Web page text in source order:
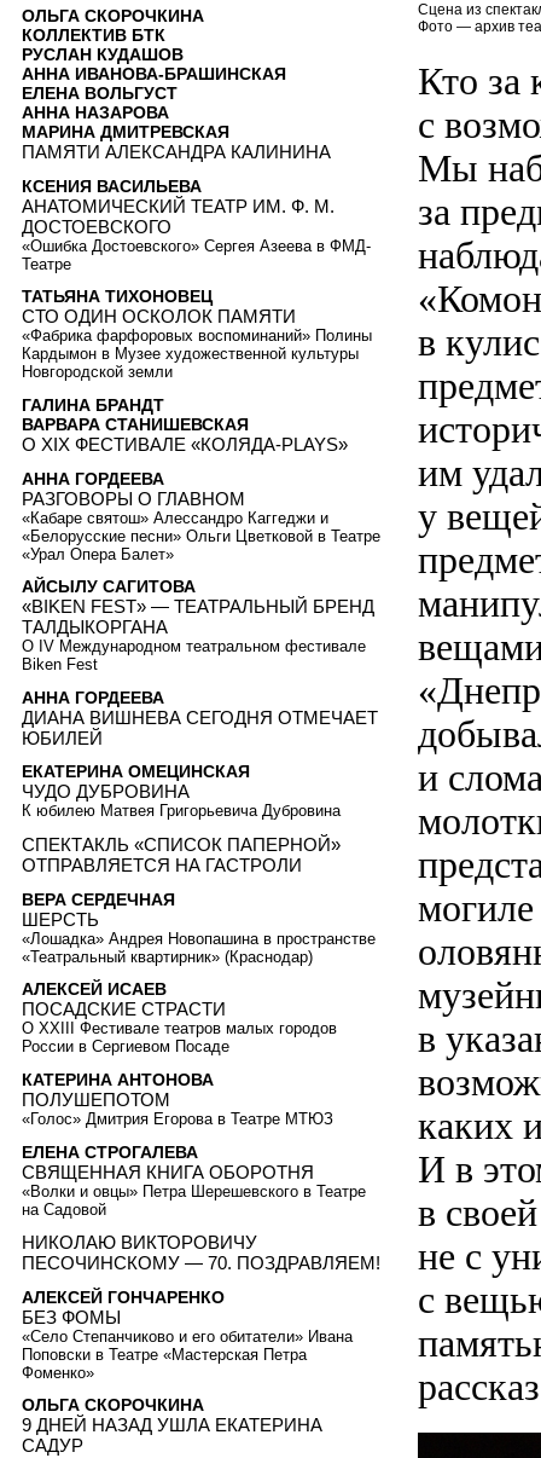
Сцена из
Фото — архив
Кто за
с
Мы
за
в
им
у
и
в
каких
И в
в
не с
с
ОЛЬГА СКОРОЧКИНА
КОЛЛЕКТИВ БТК
РУСЛАН КУДАШОВ
АННА ИВАНОВА-БРАШИНСКАЯ
ЕЛЕНА ВОЛЬГУСТ
АННА НАЗАРОВА
МАРИНА ДМИТРЕВСКАЯ
ПАМЯТИ АЛЕКСАНДРА КАЛИНИНА
КСЕНИЯ ВАСИЛЬЕВА
АНАТОМИЧЕСКИЙ ТЕАТР ИМ. Ф. М.
ДОСТОЕВСКОГО
«Ошибка Достоевского» Сергея Азеева в ФМД-
Театре
ТАТЬЯНА ТИХОНОВЕЦ
СТО ОДИН ОСКОЛОК ПАМЯТИ
«Фабрика фарфоровых воспоминаний» Полины
Кардымон в Музее художественной культуры
Новгородской земли
ГАЛИНА БРАНДТ
ВАРВАРА СТАНИШЕВСКАЯ
О XIX ФЕСТИВАЛЕ «КОЛЯДА-PLAYS»
АННА ГОРДЕЕВА
РАЗГОВОРЫ О ГЛАВНОМ
«Кабаре святош» Алессандро Каггеджи и
«Белорусские песни» Ольги Цветковой в Театре
«Урал Опера Балет»
АЙСЫЛУ САГИТОВА
«BIKEN FEST» — ТЕАТРАЛЬНЫЙ БРЕНД
ТАЛДЫКОРГАНА
О IV Международном театральном фестивале
Biken Fest
АННА ГОРДЕЕВА
ДИАНА ВИШНЕВА СЕГОДНЯ ОТМЕЧАЕТ
ЮБИЛЕЙ
ЕКАТЕРИНА ОМЕЦИНСКАЯ
ЧУДО ДУБРОВИНА
К юбилею Матвея Григорьевича Дубровина
СПЕКТАКЛЬ «СПИСОК ПАПЕРНОЙ»
ОТПРАВЛЯЕТСЯ НА ГАСТРОЛИ
ВЕРА СЕРДЕЧНАЯ
ШЕРСТЬ
«Лошадка» Андрея Новопашина в пространстве
«Театральный квартирник» (Краснодар)
АЛЕКСЕЙ ИСАЕВ
ПОСАДСКИЕ СТРАСТИ
О XXIII Фестивале театров малых городов
России в Сергиевом Посаде
КАТЕРИНА АНТОНОВА
ПОЛУШЕПОТОМ
«Голос» Дмитрия Егорова в Театре МТЮЗ
ЕЛЕНА СТРОГАЛЕВА
СВЯЩЕННАЯ КНИГА ОБОРОТНЯ
«Волки и овцы» Петра Шерешевского в Театре
на Садовой
НИКОЛАЮ ВИКТОРОВИЧУ
ПЕСОЧИНСКОМУ — 70. ПОЗДРАВЛЯЕМ!
АЛЕКСЕЙ ГОНЧАРЕНКО
БЕЗ ФОМЫ
«Село Степанчиково и его обитатели» Ивана
Поповски в Театре «Мастерская Петра
Фоменко»
ОЛЬГА СКОРОЧКИНА
9 ДНЕЙ НАЗАД УШЛА ЕКАТЕРИНА
САДУР